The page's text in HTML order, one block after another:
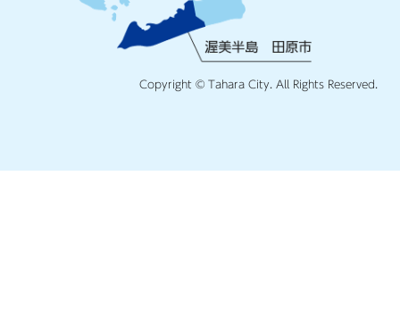
Copyright © Tahara City. All Rights Reserved.